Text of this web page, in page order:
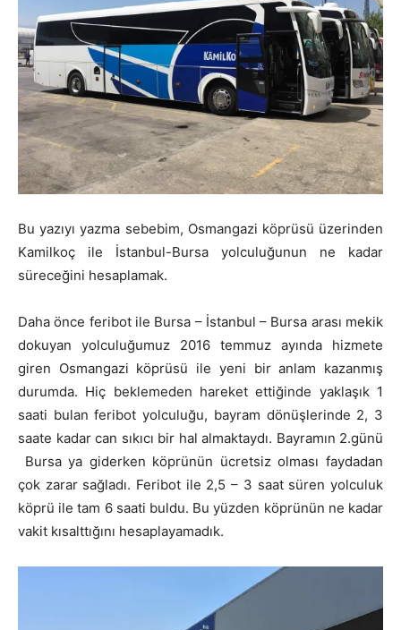
Bu yazıyı yazma sebebim, Osmangazi köprüsü üzerinden
Kamilkoç ile İstanbul-Bursa yolculuğunun ne kadar
süreceğini hesaplamak.
Daha önce feribot ile Bursa – İstanbul – Bursa arası mekik
dokuyan yolculuğumuz 2016 temmuz ayında hizmete
giren Osmangazi köprüsü ile yeni bir anlam kazanmış
durumda. Hiç beklemeden hareket ettiğinde yaklaşık 1
saati bulan feribot yolculuğu, bayram dönüşlerinde 2, 3
saate kadar can sıkıcı bir hal almaktaydı. Bayramın 2.günü
Bursa ya giderken köprünün ücretsiz olması faydadan
çok zarar sağladı. Feribot ile 2,5 – 3 saat süren yolculuk
köprü ile tam 6 saati buldu. Bu yüzden köprünün ne kadar
vakit kısalttığını hesaplayamadık.